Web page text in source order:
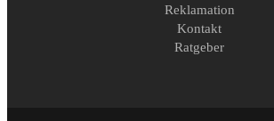
Reklamation
Kontakt
Ratgeber